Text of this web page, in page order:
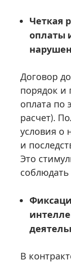
Четкая
оплаты
Договор
порядок и
оплата по
расчет).
условия о
и
Это
В